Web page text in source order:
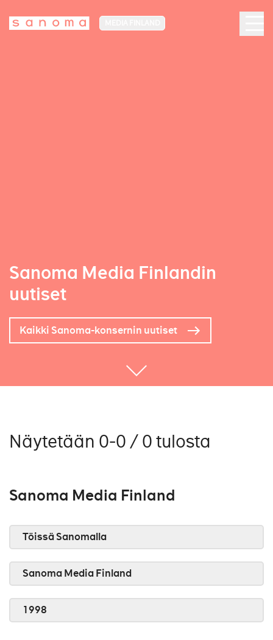
Sanoma Media Finlandin
uutiset
Kaikki Sanoma-konsernin uutiset
Näytetään 0-0 / 0 tulosta
Sanoma Media Finland
Töissä Sanomalla
Sanoma Media Finland
1998